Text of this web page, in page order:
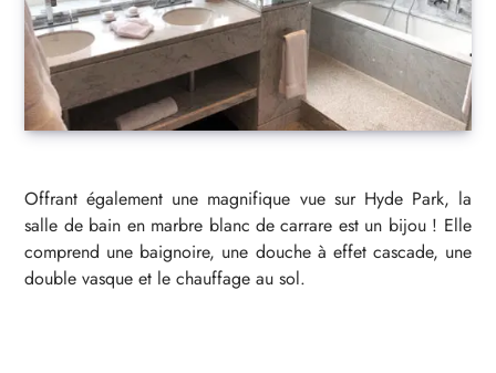
Offrant également une magnifique vue sur Hyde Park, la
salle de bain en marbre blanc de carrare est un bijou ! Elle
comprend une baignoire, une douche à effet cascade, une
double vasque et le chauffage au sol.